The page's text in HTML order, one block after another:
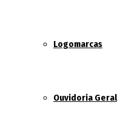
Logomarcas
Ouvidoria Geral